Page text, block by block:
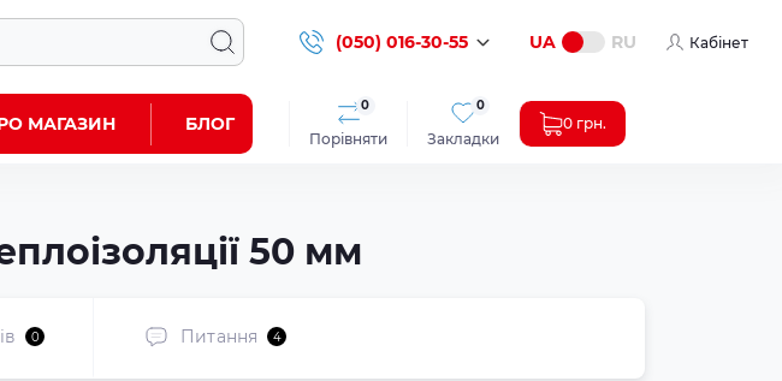
(050) 016-30-55 UA RU Кабінет
МАГАЗИН БЛОГ
Порівняти
0
Закладки
0
0 грн.
50 мм
0 Питання 4